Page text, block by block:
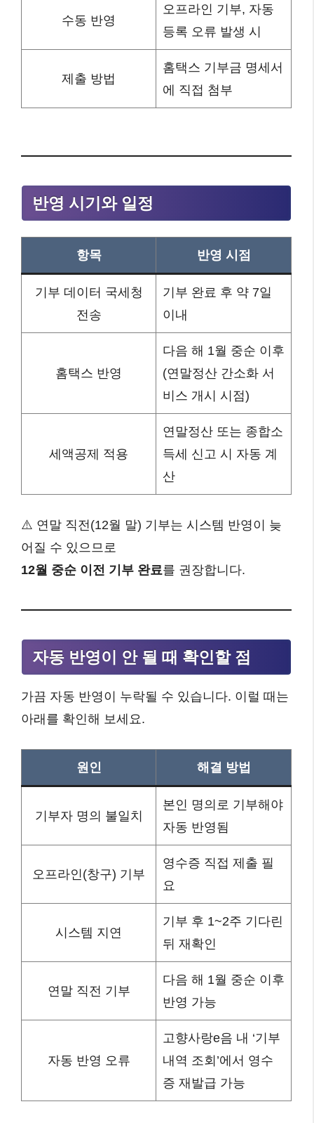
수동 반영
오프라인 기부, 자동
등록 오류 발생 시
제출 방법
홈택스 기부금 명세서
에 직접 첨부
반영 시기와 일정
항목 반영 시점
기부 데이터 국세청
전송
기부 완료 후 약 7일
이내
홈택스 반영
다음 해 1월 중순 이후
(연말정산 간소화 서
비스 개시 시점)
세액공제 적용
연말정산 또는 종합소
득세 신고 시 자동 계
산
⚠️ 연말 직전(12월 말) 기부는 시스템 반영이 늦
어질 수 있으므로
12월 중순 이전 기부 완료를 권장합니다.
자동 반영이 안 될 때 확인할 점
가끔 자동 반영이 누락될 수 있습니다. 이럴 때는
아래를 확인해 보세요.
원인 해결 방법
기부자 명의 불일치
본인 명의로 기부해야
자동 반영됨
오프라인(창구) 기부
영수증 직접 제출 필
요
시스템 지연
기부 후 1~2주 기다린
뒤 재확인
연말 직전 기부
다음 해 1월 중순 이후
반영 가능
자동 반영 오류
고향사랑e음 내 ‘기부
내역 조회’에서 영수
증 재발급 가능